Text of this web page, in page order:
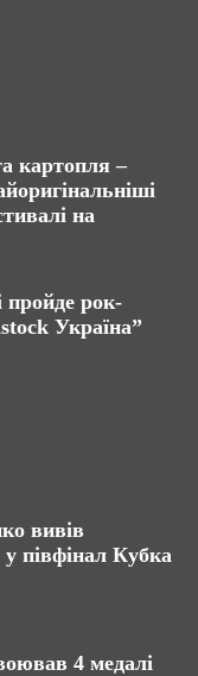
картопля –
на
рок-
Україна”
вивів
півфінал Кубка
4 медалі